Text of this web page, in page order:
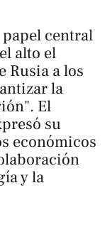
central
alto el
Rusia a los
la
El
su
económicos
y la